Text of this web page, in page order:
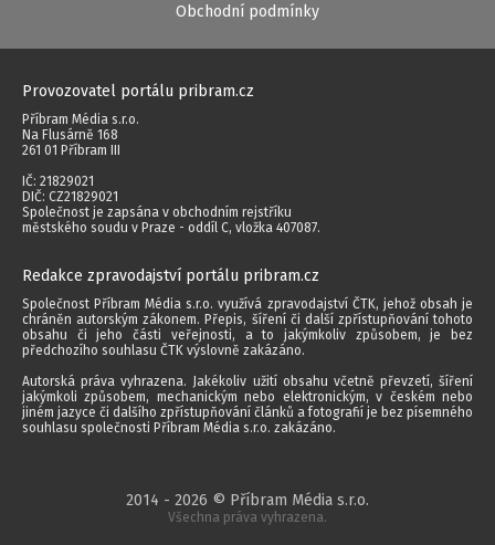
Obchodní podmínky
Provozovatel portálu pribram.cz
Příbram Média s.r.o.
Na Flusárně 168
261 01 Příbram III
IČ: 21829021
DIČ: CZ21829021
Společnost je zapsána v obchodním rejstříku
městského soudu v Praze - oddíl C, vložka 407087.
Redakce zpravodajství portálu pribram.cz
Společnost Příbram Média s.r.o. využívá zpravodajství ČTK, jehož obsah je
chráněn autorským zákonem. Přepis, šíření či další zpřístupňování tohoto
obsahu či jeho části veřejnosti, a to jakýmkoliv způsobem, je bez
předchozího souhlasu ČTK výslovně zakázáno.
Autorská práva vyhrazena. Jakékoliv užití obsahu včetně převzetí, šíření
jakýmkoli způsobem, mechanickým nebo elektronickým, v českém nebo
jiném jazyce či dalšího zpřístupňování článků a fotografií je bez písemného
souhlasu společnosti Příbram Média s.r.o. zakázáno.
2014 - 2026 © Příbram Média s.r.o.
Všechna práva vyhrazena.